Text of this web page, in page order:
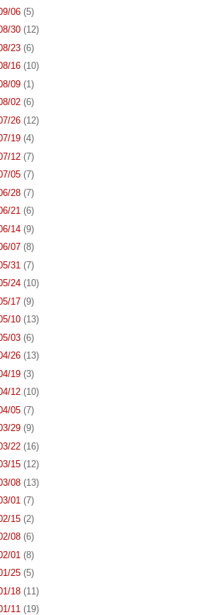
06 (5)
30 (12)
23 (6)
16 (10)
09 (1)
02 (6)
26 (12)
19 (4)
12 (7)
05 (7)
28 (7)
21 (6)
14 (9)
07 (8)
31 (7)
24 (10)
17 (9)
10 (13)
03 (6)
26 (13)
19 (3)
12 (10)
05 (7)
29 (9)
22 (16)
15 (12)
08 (13)
01 (7)
15 (2)
08 (6)
01 (8)
25 (5)
18 (11)
11 (19)